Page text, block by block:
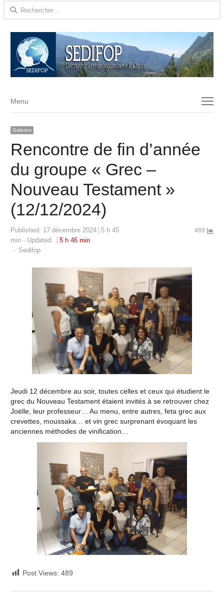
Rechercher :
Menu
Menu
Galeries
Rencontre de fin d’année
du groupe « Grec –
Nouveau Testament »
(12/12/2024)
Published: 17 décembre 2024
5 h 45
min
Updated:
5 h 46 min
Author
Sedifop
489
Jeudi 12 décembre au soir, toutes celles et ceux qui étudient le
grec du Nouveau Testament étaient invités à se retrouver chez
Joëlle, leur professeur… Au menu, entre autres, feta grec aux
crevettes, moussaka… et vin grec surprenant évoquant les
anciennes méthodes de vinification…
Post Views: 489